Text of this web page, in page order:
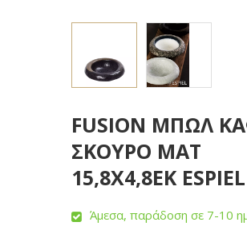
FUSION ΜΠΩΛ
ΣΚΟΥΡΟ ΜΑΤ
15,8Χ4,8ΕΚ ESPIEL
Άμεσα, παράδοση σε 7-10